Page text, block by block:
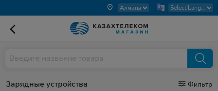
Зарядные устройства Фильтр